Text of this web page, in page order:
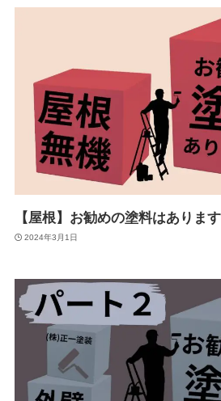
【屋根】お勧めの塗料はありま
2024年3月1日